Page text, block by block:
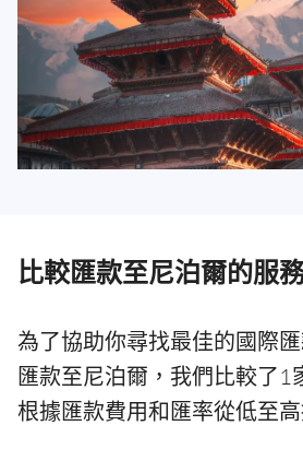
比較匯款至尼泊爾的服
為了協助你尋找最佳的國際
匯款至尼泊爾，我們比較了1
根據匯款費用和匯率從低至高